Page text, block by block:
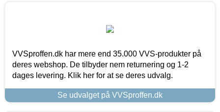
VVSproffen.dk har mere end 35.000 VVS-produkter på
deres webshop. De tilbyder nem returnering og 1-2
dages levering. Klik her for at se deres udvalg.
Se udvalget på VVSproffen.dk